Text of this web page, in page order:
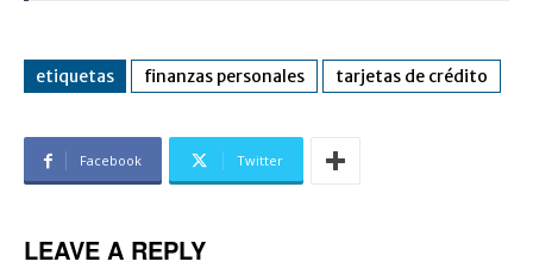
etiquetas finanzas personales tarjetas de crédito
Facebook Twitter
LEAVE A REPLY